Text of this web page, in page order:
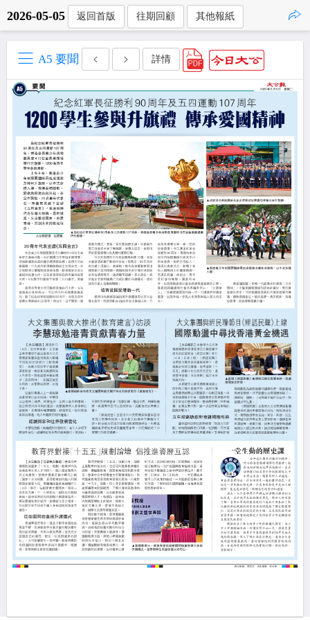
2026-05-05 返回首版 往期回顧 其他報紙
A5 要聞 詳情